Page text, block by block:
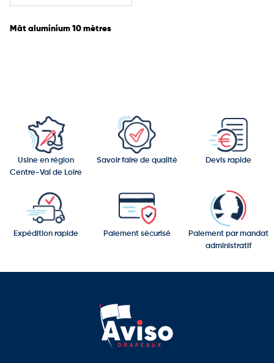
Mât aluminium 10 mètres
Usine en région
Centre-Val de Loire
Savoir faire de qualité Devis rapide
Expédition rapide Paiement sécurisé
Paiement par mandat
administratif